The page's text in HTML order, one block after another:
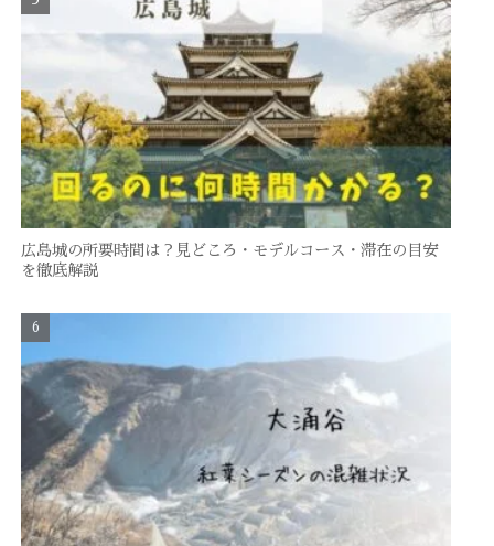
広島城の所要時間は？見どころ・モデルコース・滞在の目安
を徹底解説